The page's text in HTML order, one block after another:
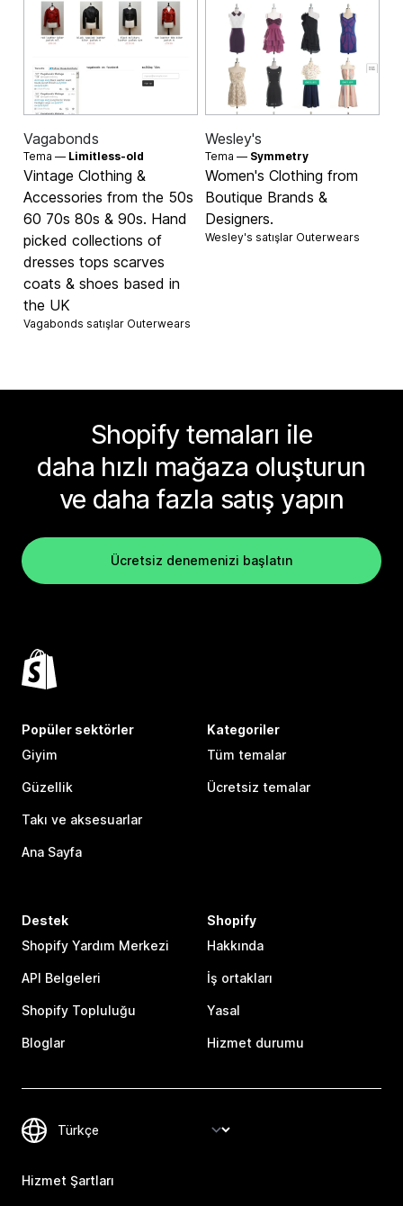
Vagabonds
Tema — Limitless-old
Vintage Clothing &
Accessories from the 50s
60 70s 80s & 90s. Hand
picked collections of
dresses tops scarves
coats & shoes based in
the UK
Vagabonds satışlar Outerwears
Wesley's
Tema — Symmetry
Women's Clothing from
Boutique Brands &
Designers.
Wesley's satışlar Outerwears
Shopify temaları ile
daha hızlı mağaza oluşturun
ve daha fazla satış yapın
Ücretsiz denemenizi başlatın
Popüler sektörler
Giyim
Güzellik
Takı ve aksesuarlar
Ana Sayfa
Kategoriler
Tüm temalar
Ücretsiz temalar
Destek
Shopify Yardım Merkezi
API Belgeleri
Shopify Topluluğu
Bloglar
Shopify
Hakkında
İş ortakları
Yasal
Hizmet durumu
Hizmet Şartları